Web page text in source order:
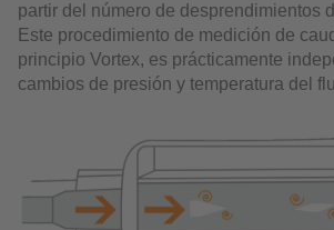
partir del número de desprendimientos
Este procedimiento de medición de
principio Vortex, es prácticamente
cambios de presión y temperatura del